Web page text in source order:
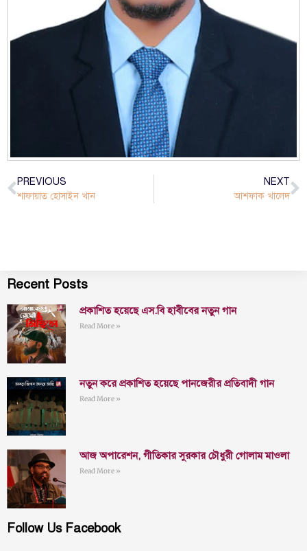
PREVIOUS
শাফায়াত হোসাইন খান
NEXT
আশফাক খালেদ
Recent Posts
প্রকাশিত হয়েছে এস.বি হাবীবের নতুন গান
Read More »
নতুন করে প্রকাশিত হয়েছে পানজেরীর প্রতিবাদী গান
Read More »
আজ অপারেশন, গীতিকার সুরকার চৌধুরী গোলাম মাওলা
Read More »
Follow Us Facebook